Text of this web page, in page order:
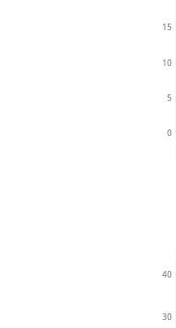
0
5
10
15
30
40